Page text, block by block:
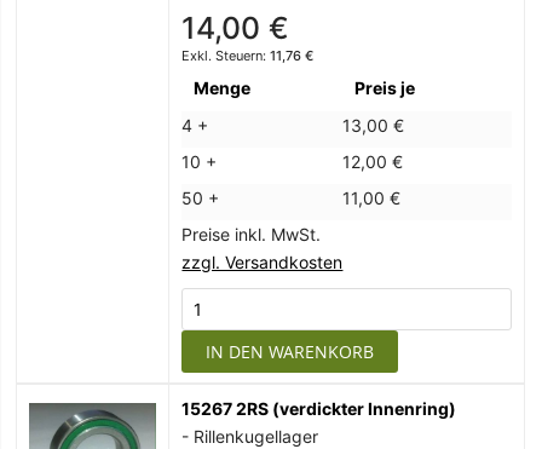
14,00 €
11,76 €
Menge
Preis je
4 +
13,00 €
10 +
12,00 €
50 +
11,00 €
Preise inkl. MwSt.
zzgl. Versandkosten
IN DEN WARENKORB
15267 2RS (verdickter Innenring)
- Rillenkugellager